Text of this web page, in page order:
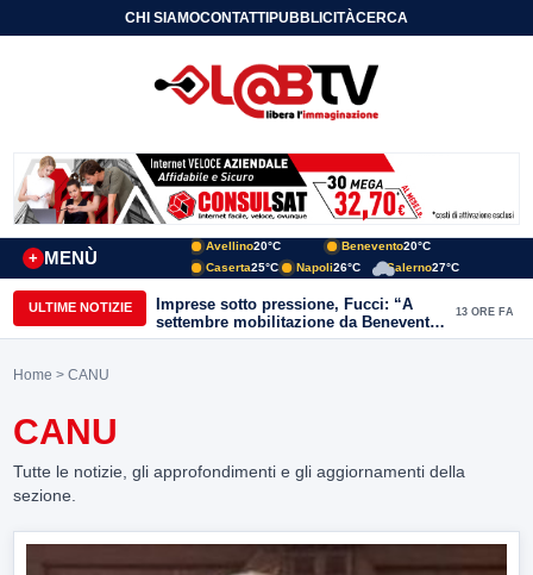
CHI SIAMOCONTATTIPUBBLICITÀCERCA
MENÙ
+
Avellino20°C Benevento20°C
Caserta25°C Napoli26°C Salerno27°C
ULTIME NOTIZIE
Imprese sotto pressione, Fucci: “A
settembre mobilitazione da Benevento
e Avellino”
13 ORE FA
Home > CANU
CANU
Tutte le notizie, gli approfondimenti e gli aggiornamenti della
sezione.